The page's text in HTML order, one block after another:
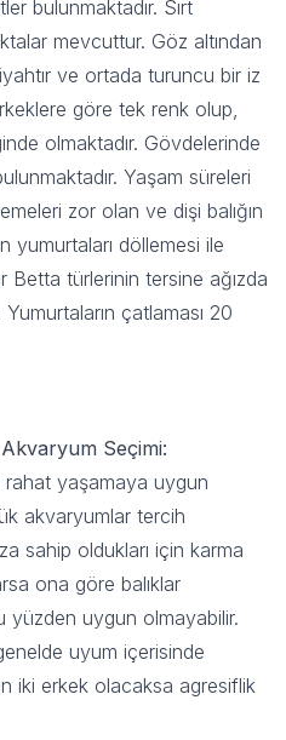
bulunmaktadır. Sırt
mevcuttur. Göz altından
ve ortada turuncu bir iz
göre tek renk olup,
olmaktadır. Gövdelerinde
Yaşam süreleri
zor olan ve dişi balığın
yumurtaları döllemesi ile
Betta türlerinin tersine ağızda
çatlaması 20
Seçimi:
rahat yaşamaya uygun
akvaryumlar tercih
sahip oldukları için karma
ona göre balıklar
yüzden uygun olmayabilir.
uyum içerisinde
iki erkek olacaksa agresiflik